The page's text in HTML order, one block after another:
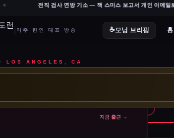
전직 검사 연방 기소 — 잭 스미스 보고서 개인 이메일로
지금 출근 →